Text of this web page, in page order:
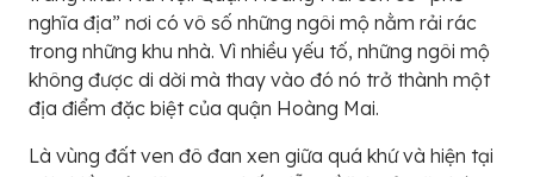
nghĩa địa” nơi có vô số những ngôi mộ nằm rải rác
trong những khu nhà. Vì nhiều yếu tố, những ngôi mộ
không được di dời mà thay vào đó nó trở thành một
địa điểm đặc biệt của quận Hoàng Mai.
Là vùng đất ven đô đan xen giữa quá khứ và hiện tại